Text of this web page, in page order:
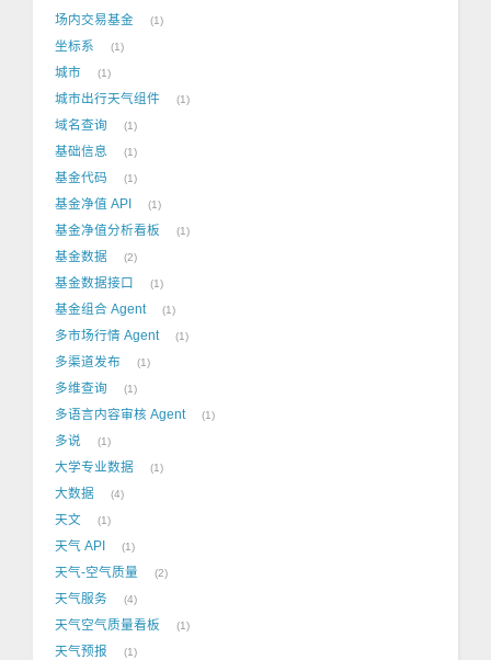
场内交易基金 1
坐标系 1
城市 1
城市出行天气组件 1
域名查询 1
基础信息 1
基金代码 1
基金净值 API 1
基金净值分析看板 1
基金数据 2
基金数据接口 1
基金组合 Agent 1
多市场行情 Agent 1
多渠道发布 1
多维查询 1
多语言内容审核 Agent 1
多说 1
大学专业数据 1
大数据 4
天文 1
天气 API 1
天气-空气质量 2
天气服务 4
天气空气质量看板 1
天气预报 1